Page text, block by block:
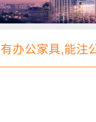
办公家具,能注